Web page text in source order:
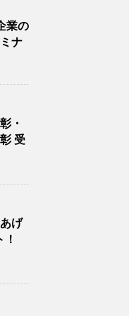
業の
ナ
・
受
げ